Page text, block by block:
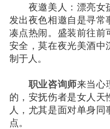
夜邀美人：漂亮女
发出夜色相邀自是寻常
凑点热闹。盛装前往前
安全，莫在夜光美酒中
制于人。
职业咨询师来当心
的，安抚伤者是女人
人，尤其是面对单身
点。